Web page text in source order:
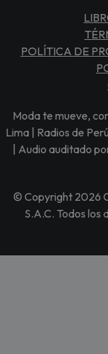
POLÍTICA DE
Moda te mueve,
Lima | Radios de
| Audio auditado
© Copyright 2026
S.A.C. Todos